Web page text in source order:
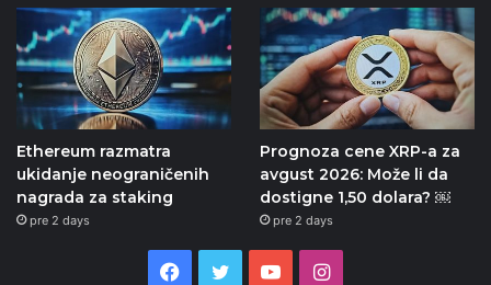
Ethereum razmatra
ukidanje neograničenih
nagrada za staking
pre 2 days
Prognoza cene XRP-a za
avgust 2026: Može li da
dostigne 1,50 dolara? ￼
pre 2 days
Facebook
TwitterYouTubeInstagram